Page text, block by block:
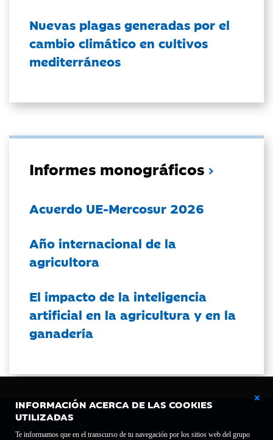
INFORMACIÓN ACERCA DE LAS COOKIES
UTILIZADAS
Te informamos que en el transcurso de tu navegación por los sitios web del grupo
Nuevas plagas generadas por el
cambio climático en cultivos
mediterráneos
Informes monográficos
Acuerdo UE-Mercosur 2026
Año internacional de la
agricultora
El impacto de la inteligencia
artificial en la agricultura y en la
ganadería